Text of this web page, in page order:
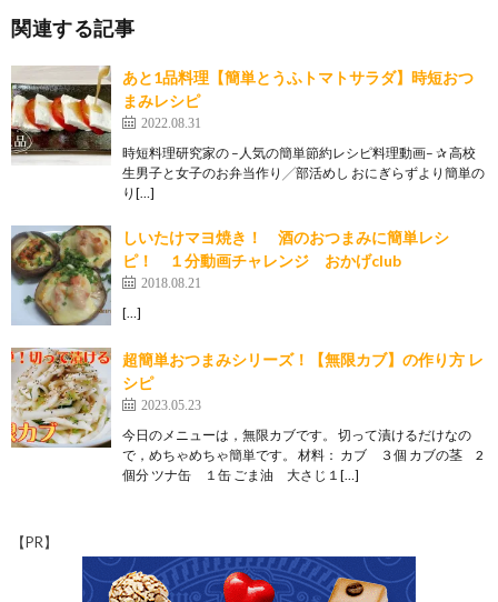
関連する記事
あと1品料理【簡単とうふトマトサラダ】時短おつ
まみレシピ
2022.08.31
時短料理研究家の ­­–人気の簡単節約レシピ料理動画­­– ✰ 高校
生男子と女子のお弁当作り╱部活めし おにぎらずより簡単の
り[…]
しいたけマヨ焼き！ 酒のおつまみに簡単レシ
ピ！ １分動画チャレンジ おかげclub
2018.08.21
[…]
超簡単おつまみシリーズ！【無限カブ】の作り方 レ
シピ
2023.05.23
今日のメニューは，無限カブです。 切って漬けるだけなの
で，めちゃめちゃ簡単です。 材料： カブ ３個 カブの茎 2
個分 ツナ缶 １缶 ごま油 大さじ１[…]
【PR】